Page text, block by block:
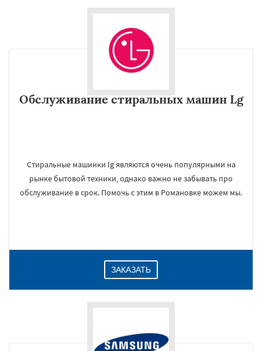
Обслуживание стиральных машин Lg
Стиральные машинки lg являются очень популярными на
рынке бытовой техники, однако важно не забывать про
обслуживание в срок. Помочь с этим в Романовке можем мы.
ЗАКАЗАТЬ